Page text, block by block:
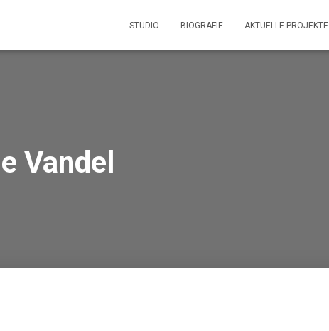
STUDIO BIOGRAFIE AKTUELLE PROJEKTE
Vandel